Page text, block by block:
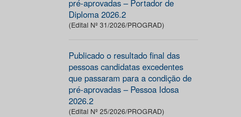
pré-aprovadas – Portador de
Diploma 2026.2
(Edital Nº 31/2026/PROGRAD)
Publicado o resultado final das
pessoas candidatas excedentes
que passaram para a condição de
pré-aprovadas – Pessoa Idosa
2026.2
(Edital Nº 25/2026/PROGRAD)